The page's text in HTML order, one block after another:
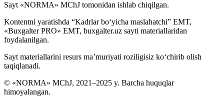
Sayt «NORMA» MChJ tomonidan ishlab chiqilgan.
Kontentni yaratishda “Kadrlar boʻyicha maslahatchi” EMT,
«Buxgalter PRO» EMT, buxgalter.uz sayti materiallaridan
foydalanilgan.
Sayt materiallarini resurs ma’muriyati roziligisiz koʻchirib olish
taqiqlanadi.
© «NORMA» MChJ, 2021–2025 y. Barcha huquqlar
himoyalangan.